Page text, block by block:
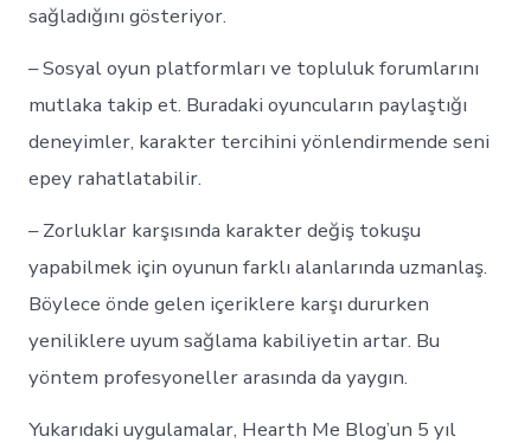
sağladığını gösteriyor.
– Sosyal oyun platformları ve topluluk forumlarını
mutlaka takip et. Buradaki oyuncuların paylaştığı
deneyimler, karakter tercihini yönlendirmende seni
epey rahatlatabilir.
– Zorluklar karşısında karakter değiş tokuşu
yapabilmek için oyunun farklı alanlarında uzmanlaş.
Böylece önde gelen içeriklere karşı dururken
yeniliklere uyum sağlama kabiliyetin artar. Bu
yöntem profesyoneller arasında da yaygın.
Yukarıdaki uygulamalar, Hearth Me Blog’un 5 yıl